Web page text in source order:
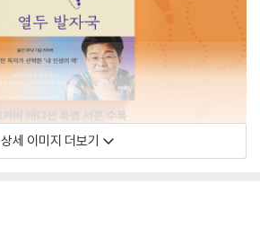
상세 이미지 더보기